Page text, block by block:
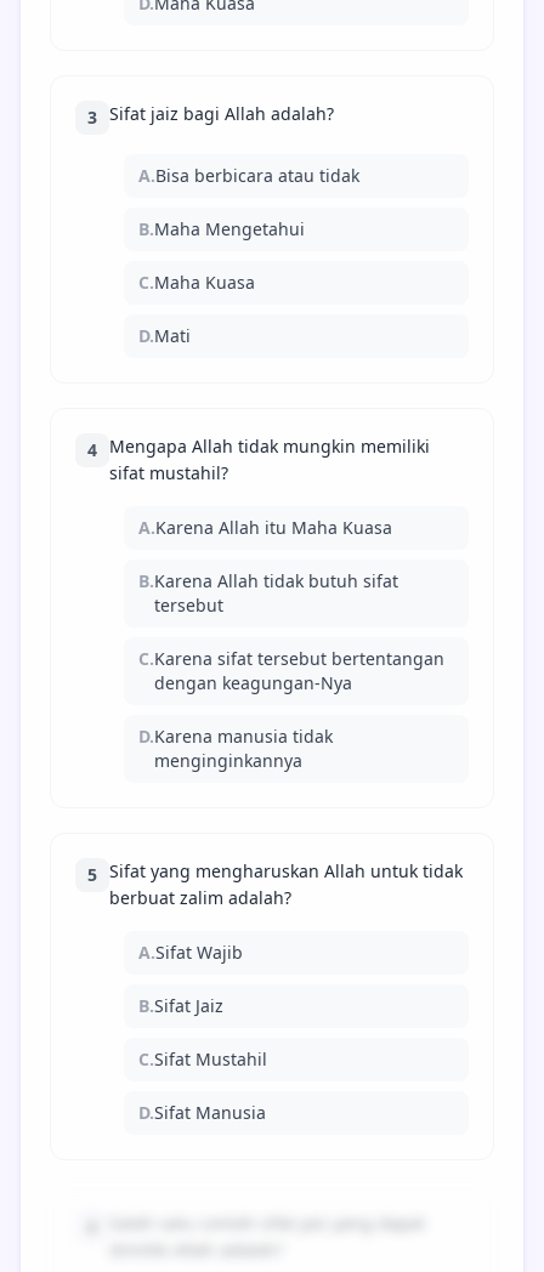
3 Sifat jaiz bagi Allah adalah?
A.Bisa berbicara atau tidak
B.Maha Mengetahui
C.Maha Kuasa
D.Mati
4 Mengapa Allah tidak mungkin memiliki
sifat mustahil?
A.Karena Allah itu Maha Kuasa
B.Karena Allah tidak butuh sifat
tersebut
C.Karena sifat tersebut bertentangan
dengan keagungan-Nya
D.Karena manusia tidak
menginginkannya
5 Sifat yang mengharuskan Allah untuk tidak
berbuat zalim adalah?
A.Sifat Wajib
B.Sifat Jaiz
C.Sifat Mustahil
D.Sifat Manusia